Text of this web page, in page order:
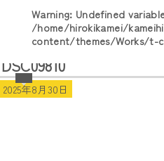
Warning: Undefined
/home/hirokikamei/
content/themes/Works/t-
DSC09810
2025年8月30日